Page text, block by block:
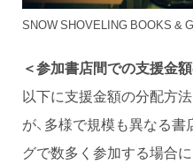
SNOW SHOVELING BOOKS &
＜参加書店間での支援金
以下に支援金額の分配方
が、多様で規模も異なる書
グで数多く参加する場合